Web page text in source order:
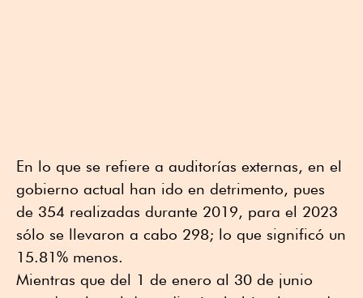
En lo que se refiere a auditorías externas, en el
gobierno actual han ido en detrimento, pues
de 354 realizadas durante 2019, para el 2023
sólo se llevaron a cabo 298; lo que significó un
15.81% menos.
Mientras que del 1 de enero al 30 de junio